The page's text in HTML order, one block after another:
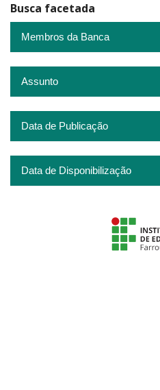
Busca facetada
Membros da Banca
Assunto
Data de Publicação
Data de Disponibilização